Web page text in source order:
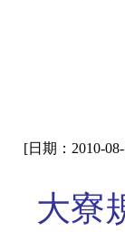
[日期：2010-
大寮